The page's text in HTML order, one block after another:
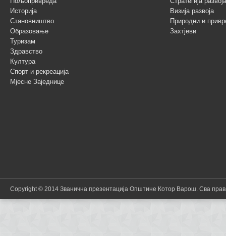
Историја
Становништво
Образовање
Туризам
Здравство
Култура
Спорт и рекреација
Мјесне Заједнице
Визија развоја
Природни и
Захтјеви
Copyright © 2014 Званична презентација Општине Котор Варош. Сва